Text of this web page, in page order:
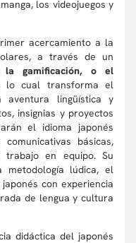
los videojuegos y
acercamiento a la
a través de un
la gamificación, o el
lo cual transforma el
aventura lingüística y
insignias y proyectos
el idioma japonés
básicas,
trabajo en equipo. Su
lúdica, el
con experiencia
de lengua y cultura
didáctica del japonés